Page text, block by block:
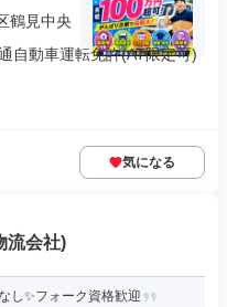
鶴見中央
自動車運転免許(AT限定可)
気になる
流会社)
し✨フォーク資格歓迎